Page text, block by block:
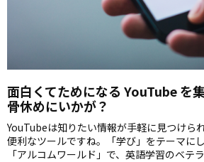
面白くてためになる YouTube を
骨休めにいかが？
YouTubeは知りたい情報が手軽に見つけら
便利なツールですね。「学び」をテーマに
「アルコムワールド」で、英語学習のベテ